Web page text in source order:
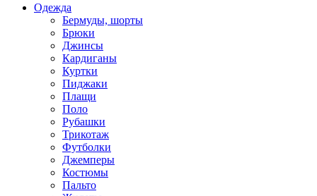
Одежда
Бермуды, шорты
Брюки
Джинсы
Кардиганы
Куртки
Пиджаки
Плащи
Поло
Рубашки
Трикотаж
Футболки
Джемперы
Костюмы
Пальто